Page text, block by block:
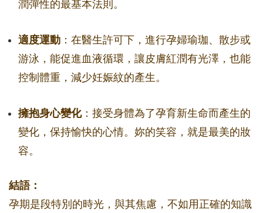
潤彈性的最基本法則。
適度運動 ：在醫生許可下，進行孕婦瑜珈、散步或
游泳，能促進血液循環，讓皮膚紅潤有光澤，也能
控制體重，減少妊娠紋的產生。
擁抱身心變化：接受身體為了孕育新生命而產生的
變化，保持愉快的心情。妳的笑容，就是最美的妝
容。
結語：
孕期是段特別的時光，與其焦慮，不如用正確的知識